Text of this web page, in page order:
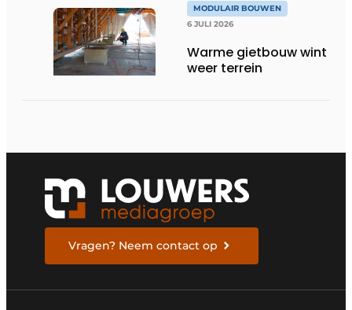
MODULAIR BOUWEN
6 JULI 2026
Warme gietbouw wint
weer terrein
Vragen? Neem contact op